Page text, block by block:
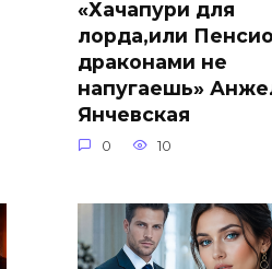
«Хачапури для
лорда,или
драконами не
напугаешь»
Янчевская
0 10